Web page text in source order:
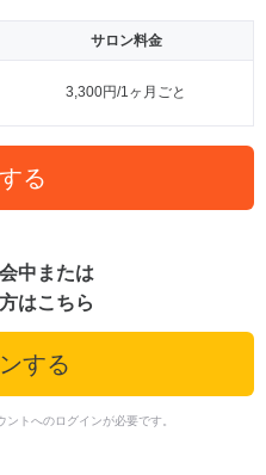
サロン料金
3,300円/1ヶ月ごと
る
中または
はこちら
する
トへのログインが必要です。